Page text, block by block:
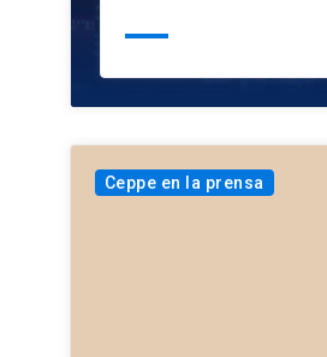
Ceppe en la prensa